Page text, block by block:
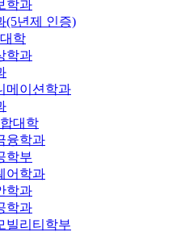
학과
(5년제 인증)
학
학과
메이션학과
대학
융학과
학부
어학과
학과
학과
빌리티학부